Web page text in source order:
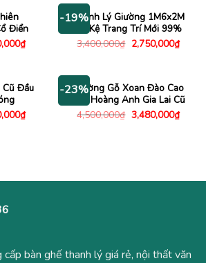
5,480,000₫.
Điển
₫Giá
hiện
3,450,000₫.
-19%
Thanh Lý Giường 1M6x2M
Có Kệ Trang Trí Mới 99%
3,400,000₫ Giá
gốc
2,750,000₫Giá
hiện
Cũ Đầu
₫Giá
hiện
-23%Giường Gỗ Xoan Đào Cao
Cấp Hoàng Anh Gia Lai Cũ
4,500,000₫ Giá
gốc
3,480,000₫Giá
hiện
cấp bàn ghế thanh lý giá rẻ, nội thất văn